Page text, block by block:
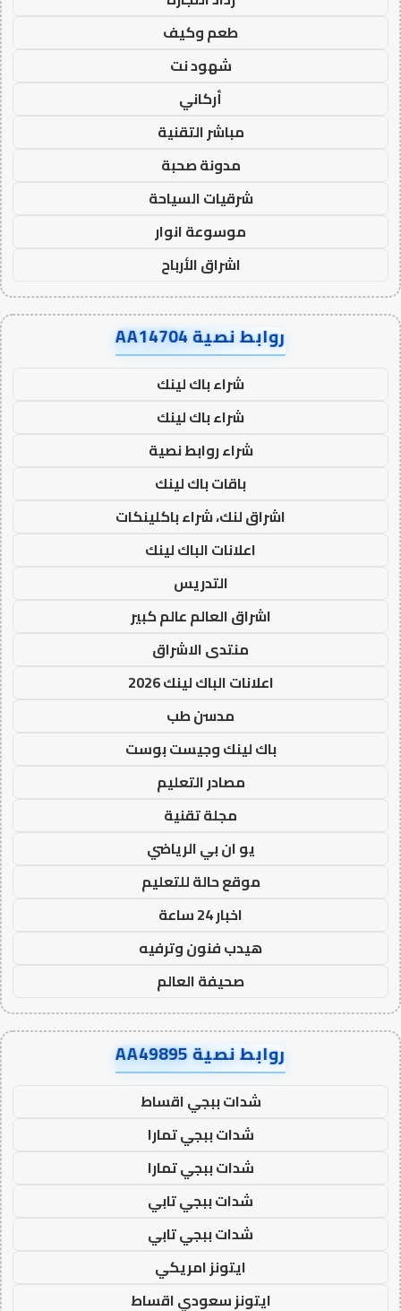
طعم وكيف
شهود نت
أركاني
مباشر التقنية
مدونة صحبة
شرقيات السياحة
موسوعة انوار
اشراق الأرباح
روابط نصية AA14704
شراء باك لينك
شراء باك لينك
شراء روابط نصية
باقات باك لينك
اشراق لنك، شراء باكلينكات
اعلانات الباك لينك
التدريس
اشراق العالم عالم كبير
منتدى الاشراق
اعلانات الباك لينك 2026
مدسن طب
باك لينك وجيست بوست
مصادر التعليم
مجلة تقنية
يو ان بي الرياضي
موقع حالة للتعليم
اخبار 24 ساعة
هيدب فنون وترفيه
صحيفة العالم
روابط نصية AA49895
شدات ببجي اقساط
شدات ببجي تمارا
شدات ببجي تمارا
شدات ببجي تابي
شدات ببجي تابي
ايتونز امريكي
ايتونز سعودي اقساط